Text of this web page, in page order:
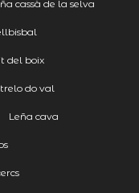
cassà de la selva
del boix
do val
Leña cava